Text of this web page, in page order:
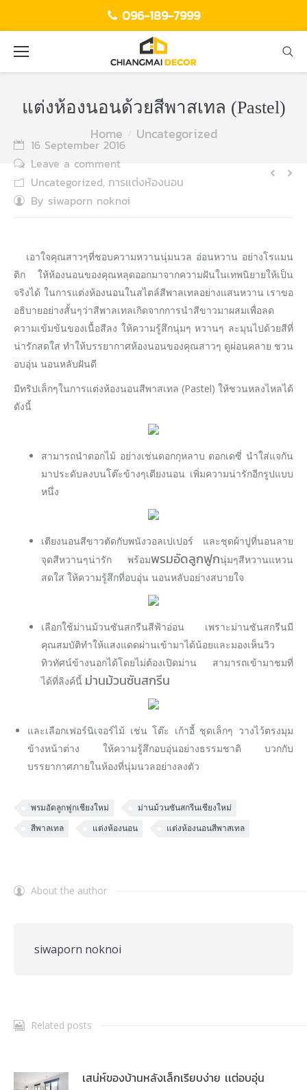
096-189-7999
แต่งห้องนอนด้วยสีพาสเทล (Pastel)
Home Uncategorized
16 September 2016
Leave a comment
Uncategorized, การแต่งห้องนอน
By siwaporn noknoi
เอาใจคุณสาวๆที่ชอบความหวานนุ่มนวล อ่อนหวาน อย่างโรแมน
ติก ให้ห้องนอนของคุณหลุดออกมาจากความฝันในเทพนิยายให้เป็น
จริงได้ ในการแต่งห้องนอนในสไตล์สีพาลเทลอย่างแสนหวาน เราขอ
อธิบายอย่างสั้นๆว่าสีพาลเทลเกิดจากการนำสีขาวมาผสมเพื่อลด
ความเข้มข้นของเนื้อสีลง ให้ความรู้สึกนุ่มๆ หวานๆ ละมุนไปด้วยสีที่
น่ารักสดใส ทำให้บรรยากาศห้องนอนของคุณสาวๆ ดูผ่อนคลาย ชวน
อบอุ่น นอนหลับฝันดี
มีทริปเล็กๆในการแต่งห้องนอนสีพาสเทล (Pastel) ให้ชวนหลงไหลได้
ดังนี้
สามารถนำดอกไม้ อย่างเช่นดอกกุหลาบ ดอกเดซี่ นำใส่แจกัน
มาประดับลงบนโต๊ะข้างๆเตียงนอน เพิ่มความน่ารักอีกรูปแบบ
หนึ่ง
เตียงนอนสีขาวตัดกับพนังวอลเปเปอร์ และชุดผ้าปูที่นอนลาย
จุดสีหวานๆน่ารัก พร้อมพรมอัดลูกฟูกนุ่มๆสีหวานแหวน
สดใส ให้ความรู้สึกที่อบอุ่น นอนหลับอย่างสบายใจ
เลือกใช้ม่านม้วนซันสกรีนสีฟ้าอ่อน เพราะม่านซันสกรีนมี
คุณสมบัติทำให้แสงแดดผ่านเข้ามาได้น้อยและมองเห็นวิว
ทิวทัศน์ข้างนอกได้โดยไม่ต้องเปิดม่าน สามารถเข้ามาชมที่
ได้ที่ลิงค์นี้ ม่านม้วนซันสกรีน
และเลือกเฟอร์นิเจอร์ไม้ เช่น โต๊ะ เก้าอี้ ชุดเล็กๆ วางไว้ตรงมุม
ข้างหน้าต่าง ให้ความรู้สึกอบอุ่นอย่างธรรมชาติ บวกกับ
บรรยากาศภายในห้องที่นุ่มนวลอย่างลงตัว
พรมอัดลูกฟูกเชียงใหม่ ม่านม้วนซันสกรีนเชียงใหม่
สีพาลเทล แต่งห้องนอน แต่งห้องนอนสีพาสเทล
About the author
siwaporn noknoi
Related posts
เสน่ห์ของบ้านหลังเล็กเรียบง่าย เเต่อบอุ่น